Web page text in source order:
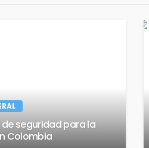
seguridad para la
Colombia